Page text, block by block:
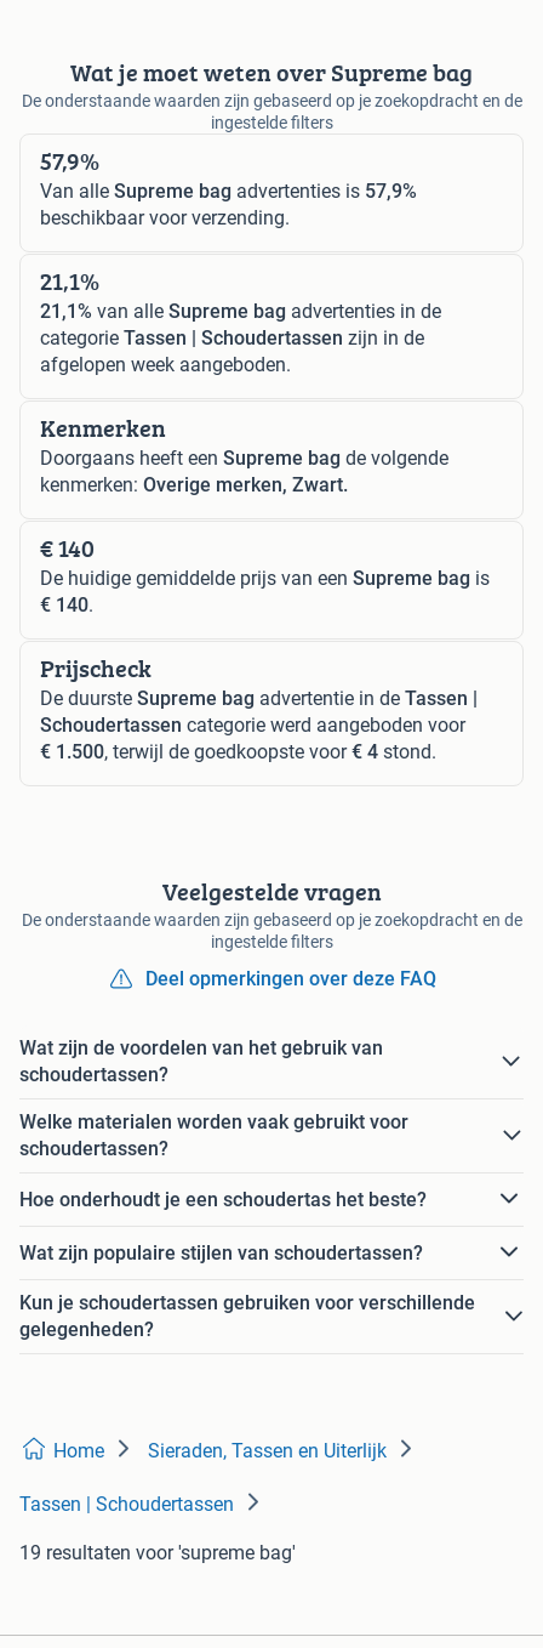
Wat je moet weten over Supreme bag
De onderstaande waarden zijn gebaseerd op je zoekopdracht en de
ingestelde filters
57,9%
Van alle Supreme bag advertenties is 57,9%
beschikbaar voor verzending.
21,1%
21,1% van alle Supreme bag advertenties in de
categorie Tassen | Schoudertassen zijn in de
afgelopen week aangeboden.
Kenmerken
Doorgaans heeft een Supreme bag de volgende
kenmerken: Overige merken, Zwart.
€ 140
De huidige gemiddelde prijs van een Supreme bag is
€ 140.
Prijscheck
De duurste Supreme bag advertentie in de Tassen |
Schoudertassen categorie werd aangeboden voor
€ 1.500, terwijl de goedkoopste voor€ 4 stond.
Veelgestelde vragen
De onderstaande waarden zijn gebaseerd op je zoekopdracht en de
ingestelde filters
Deel opmerkingen over deze FAQ
Wat zijn de voordelen van het gebruik van
schoudertassen?
Welke materialen worden vaak gebruikt voor
schoudertassen?
Hoe onderhoudt je een schoudertas het beste?
Wat zijn populaire stijlen van schoudertassen?
Kun je schoudertassen gebruiken voor verschillende
gelegenheden?
Home Sieraden, Tassen en Uiterlijk
Tassen | Schoudertassen
19 resultaten voor 'supreme bag'